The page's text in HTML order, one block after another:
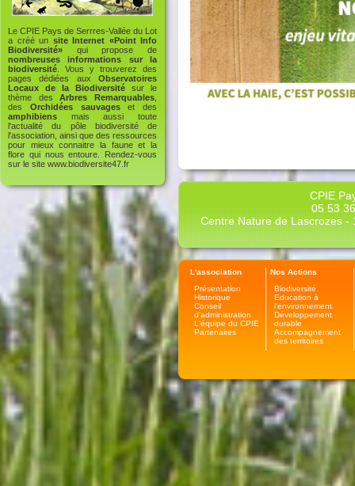
Le CPIE Pays de Serrres-Vallée du Lot
a créé un site Internet «Point Info
Biodiversité» qui propose de
nombreuses informations sur la
biodiversité . Vous y trouverez des
pages dédiées aux Observatoires
Locaux de la Biodiversité sur le
thème desArbres Remarquables
des Orchidées sauvageset des
amphibiens mais aussi toute
l'actualité du pôle biodiversité de
l'association, ainsi que des ressources
pour mieux connaitre la faune et la
flore qui nous entoure. Rendez-vous
sur le site www.biodiversite47.fr
CPIE
05 53
Centre Nature de Lascrozes -
L'association
Présentation
Historique
Conseil
d'administration
L'équipe du CPIE
Partenaires
Nos Actions
Biodiversité
Education à
l'environnement
Développement
durable
Accompagnement
des territoires